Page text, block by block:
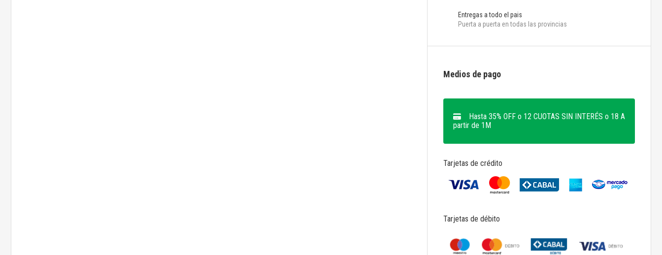
Entregas a todo el pais
Puerta a puerta en todas las provincias
Medios de pago
Hasta 35% OFF o 12 CUOTAS SIN INTERÉS o 18 A
partir de 1M
Tarjetas de crédito
Tarjetas de débito